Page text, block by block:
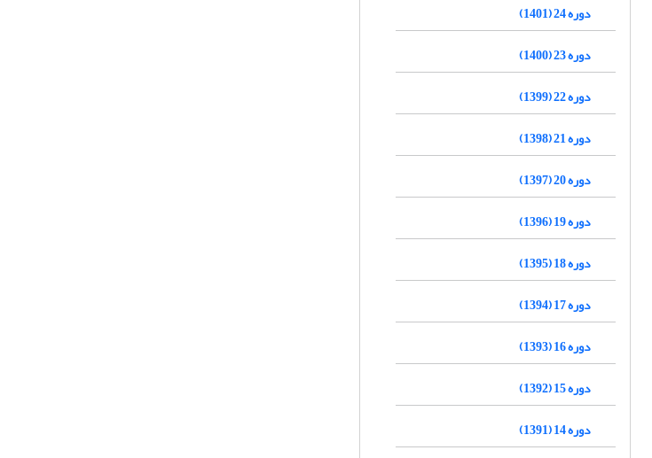
دوره 24 (1401)
دوره 23 (1400)
دوره 22 (1399)
دوره 21 (1398)
دوره 20 (1397)
دوره 19 (1396)
دوره 18 (1395)
دوره 17 (1394)
دوره 16 (1393)
دوره 15 (1392)
دوره 14 (1391)